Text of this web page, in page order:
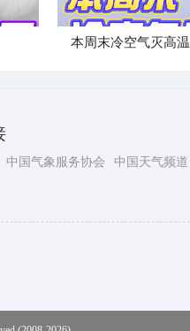
本周末冷空气灭高温
中国气象服务协会 中国天气频道